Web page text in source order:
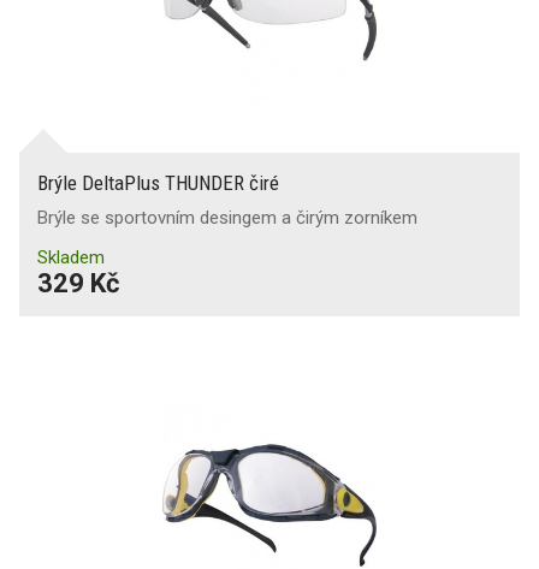
Brýle DeltaPlus THUNDER čiré
Brýle se sportovním desingem a čirým zorníkem
Skladem
329 Kč